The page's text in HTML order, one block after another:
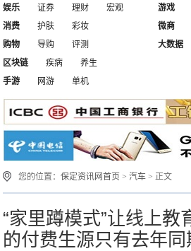
娱乐
证券 理财 宏观
游戏
消费
护肤
彩妆
购物
导购 评测
微商
大数据
区块链
疾病
养生
手游
网游 单机
您的位置：保定资讯网首页 >汽车 > 正文
“家里蹲模式”让线上教
的付费生源只有去年